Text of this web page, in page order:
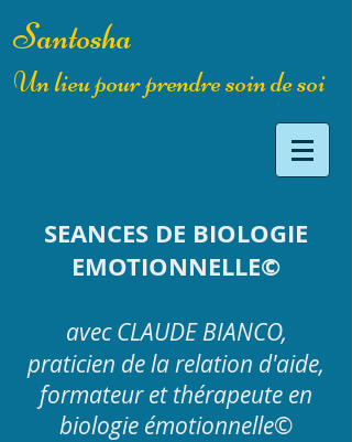
Santosha
Un lieu pour prendre soin de soi
SEANCES DE BIOLOGIE
EMOTIONNELLE©
avec CLAUDE BIANCO,
praticien de la relation d'aide,
formateur et thérapeute en
biologie émotionnelle©